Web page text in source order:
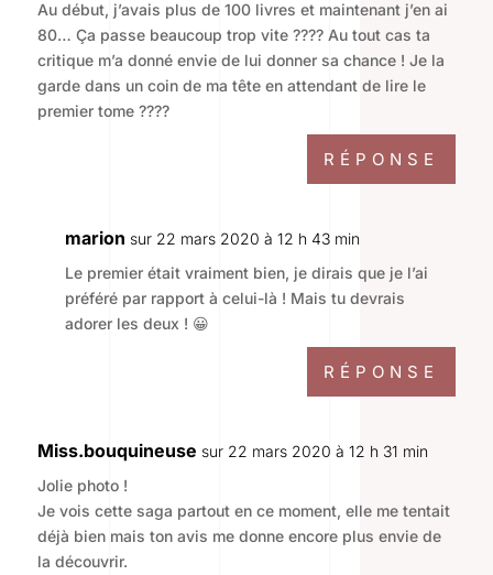
Au début, j’avais plus de 100 livres et maintenant j’en ai
80… Ça passe beaucoup trop vite ???? Au tout cas ta
critique m’a donné envie de lui donner sa chance ! Je la
garde dans un coin de ma tête en attendant de lire le
premier tome ????
RÉPONSE
marion sur 22 mars 2020 à 12 h 43 min
Le premier était vraiment bien, je dirais que je l’ai
préféré par rapport à celui-là ! Mais tu devrais
adorer les deux ! 😀
RÉPONSE
Miss.bouquineuse sur 22 mars 2020 à 12 h 31 min
Jolie photo !
Je vois cette saga partout en ce moment, elle me tentait
déjà bien mais ton avis me donne encore plus envie de
la découvrir.